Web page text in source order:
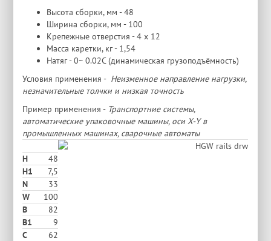
Высота сборки, мм - 48
Ширина сборки, мм - 100
Крепежные отверстия - 4 х 12
Масса каретки, кг - 1,54
Натяг - 0~ 0.02C (динамическая грузоподъёмность)
Условия применения - Неизменное направление нагрузки,
незначительные толчки и низкая точность
Пример применения - Транспортние системы,
автоматические упаковочные машины, оси X-Y в
промышленных машинах, сварочные автоматы
H
48
H1
7,5
N
33
W
100
В
82
B1
9
C
62